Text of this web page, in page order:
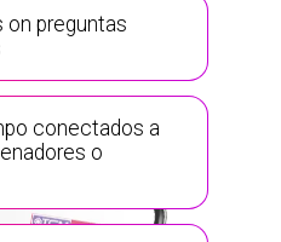
preguntas
conectados a
o